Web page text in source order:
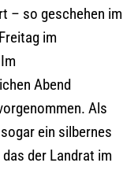
– so geschehen im
im
Abend
Als
ein silbernes
der Landrat im